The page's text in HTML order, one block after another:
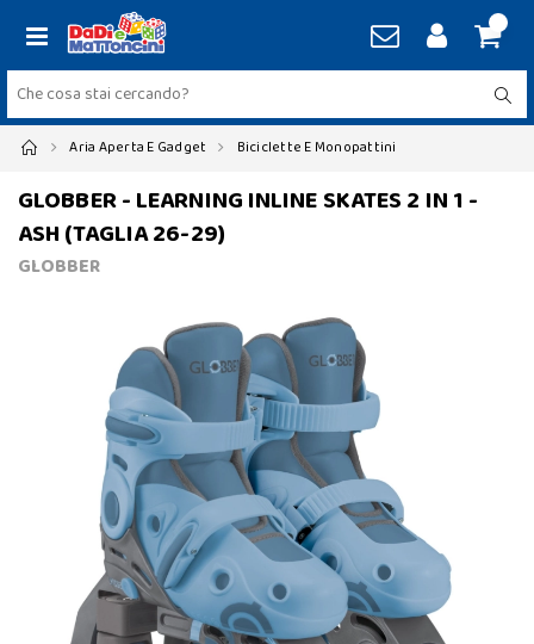
Aria Aperta E Gadget Biciclette E Monopattini
GLOBBER - LEARNING INLINE SKATES 2 IN 1 -
ASH (TAGLIA 26-29)
GLOBBER